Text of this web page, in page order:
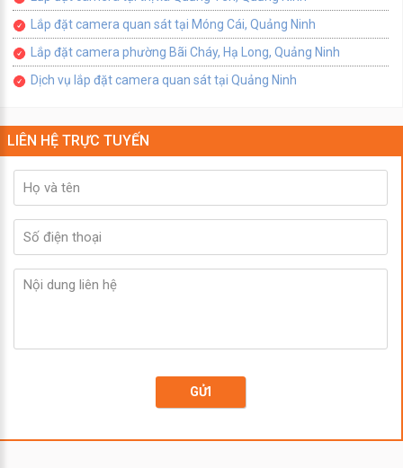
Lắp đặt camera quan sát tại Móng Cái, Quảng Ninh
Lắp đặt camera phường Bãi Cháy, Hạ Long, Quảng Ninh
Dịch vụ lắp đặt camera quan sát tại Quảng Ninh
LIÊN HỆ TRỰC TUYẾN
GỬI